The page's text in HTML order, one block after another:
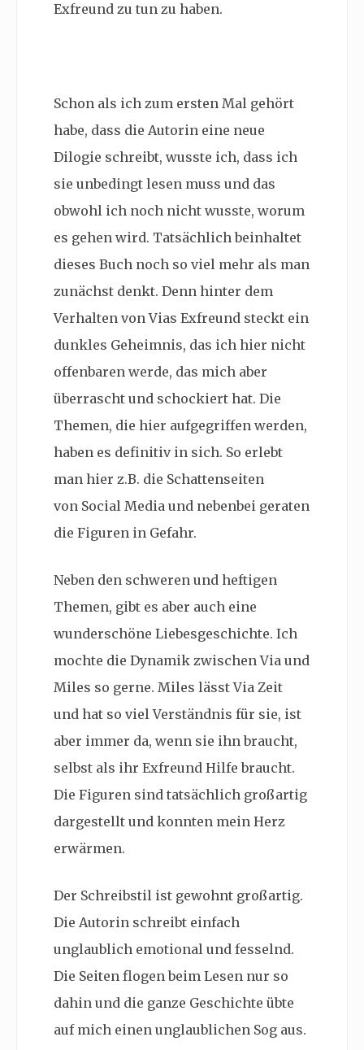
Exfreund zu tun zu haben.
Schon als ich zum ersten Mal gehört
habe, dass die Autorin eine neue
Dilogie schreibt, wusste ich, dass ich
sie unbedingt lesen muss und das
obwohl ich noch nicht wusste, worum
es gehen wird. Tatsächlich beinhaltet
dieses Buch noch so viel mehr als man
zunächst denkt. Denn hinter dem
Verhalten von Vias Exfreund steckt ein
dunkles Geheimnis, das ich hier nicht
offenbaren werde, das mich aber
überrascht und schockiert hat. Die
Themen, die hier aufgegriffen werden,
haben es definitiv in sich. So erlebt
man hier z.B. die Schattenseiten
von Social Media und nebenbei geraten
die Figuren in Gefahr.
Neben den schweren und heftigen
Themen, gibt es aber auch eine
wunderschöne Liebesgeschichte. Ich
mochte die Dynamik zwischen Via und
Miles so gerne. Miles lässt Via Zeit
und hat so viel Verständnis für sie, ist
aber immer da, wenn sie ihn braucht,
selbst als ihr Exfreund Hilfe braucht.
Die Figuren sind tatsächlich großartig
dargestellt und konnten mein Herz
erwärmen.
Der Schreibstil ist gewohnt großartig.
Die Autorin schreibt einfach
unglaublich emotional und fesselnd.
Die Seiten flogen beim Lesen nur so
dahin und die ganze Geschichte übte
auf mich einen unglaublichen Sog aus.